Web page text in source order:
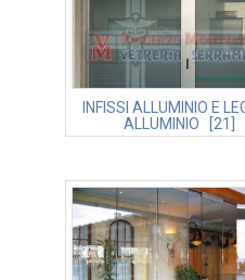
INFISSI ALLUMINIO E
ALLUMINIO [21]